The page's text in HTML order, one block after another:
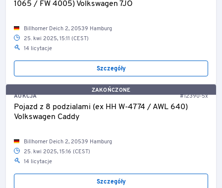
1065 / FW 4005) Volkswagen 7JO
Billhorner Deich 2, 20539 Hamburg
25. kwi 2025, 15:11 (CEST)
14 licytacje
Szczegóły
ZAKOŃCZONE
AUKCJA
#12390-5x
Pojazd z 8 podzialami (ex HH W-4774 / AWL 640)
Volkswagen Caddy
Billhorner Deich 2, 20539 Hamburg
25. kwi 2025, 15:16 (CEST)
14 licytacje
Szczegóły